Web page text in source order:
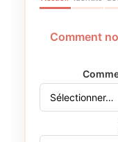
Comment